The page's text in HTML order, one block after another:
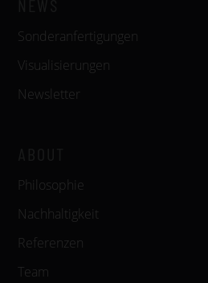
Sonderanfertigungen
Visualisierungen
Newsletter
Philosophie
Nachhaltigkeit
Referenzen
Team